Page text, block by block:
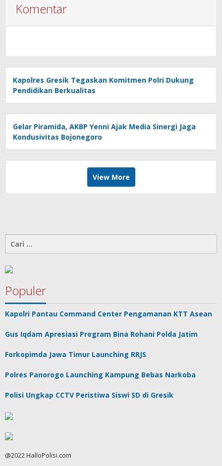
Komentar
Kapolres Gresik Tegaskan Komitmen Polri Dukung
Pendidikan Berkualitas
Gelar Piramida, AKBP Yenni Ajak Media Sinergi Jaga
Kondusivitas Bojonegoro
View More
untuk:
Populer
Kapolri Pantau Command Center Pengamanan KTT Asean
Gus Iqdam Apresiasi Program Bina Rohani Polda Jatim
Forkopimda Jawa Timur Launching RRJS
Polres Panorogo Launching Kampung Bebas Narkoba
Polisi Ungkap CCTV Peristiwa Siswi SD di Gresik
@2022 HalloPolisi.com